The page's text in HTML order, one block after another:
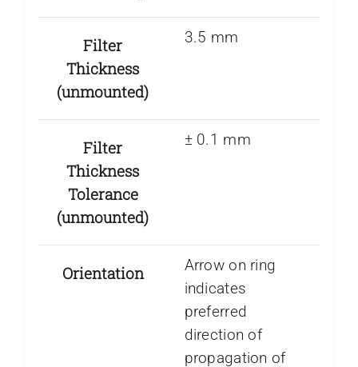
Filter
Thickness
(unmounted)
3.5 mm
Filter
Thickness
Tolerance
(unmounted)
± 0.1 mm
Orientation
Arrow on ring
indicates
preferred
direction of
propagation of